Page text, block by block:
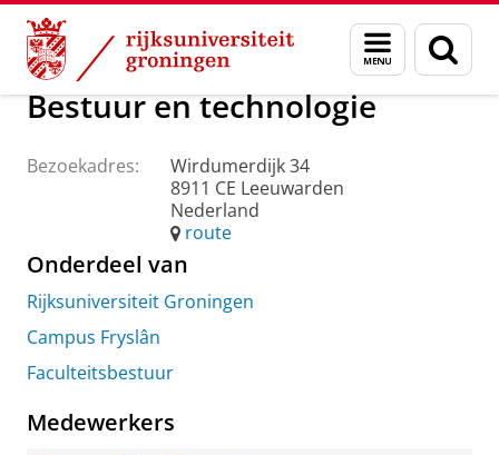
Skip
Content
Skip
Navigation
Menu
en
zoeken
Over ons Praktische zaken Waar vindt u ons
Bestuur en technologie
Bezoekadres:
Wirdumerdijk 34
8911 CE Leeuwarden
Nederland
route
Onderdeel van
Rijksuniversiteit Groningen
Campus Fryslân
Faculteitsbestuur
Medewerkers